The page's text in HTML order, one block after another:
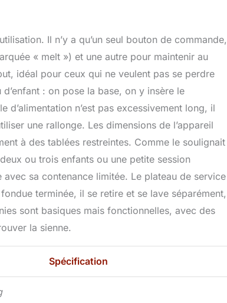
Il n’y a qu’un seul bouton de commande,
« melt ») et une autre pour maintenir au
idéal pour ceux qui ne veulent pas se perdre
: on pose la base, on y insère le
n’est pas excessivement long, il
une rallonge. Les dimensions de l’appareil
à des tablées restreintes. Comme le soulignait
ou trois enfants ou une petite session
sa contenance limitée. Le plateau de service
terminée, il se retire et se lave séparément,
sont basiques mais fonctionnelles, avec des
la sienne.
Spécification